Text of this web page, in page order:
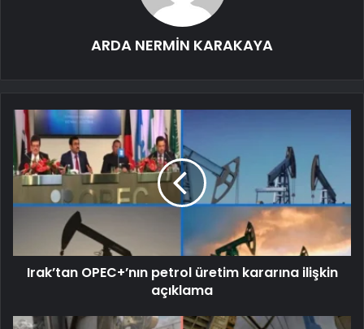
ARDA NERMİN KARAKAYA
Irak’tan OPEC+’nın petrol üretim kararına ilişkin
açıklama